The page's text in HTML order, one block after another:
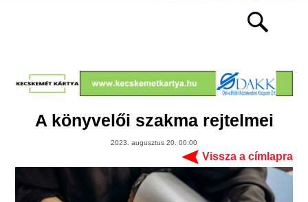
A könyvelői szakma rejtelmei
2023. augusztus 20. 00:00
Vissza a címlapra